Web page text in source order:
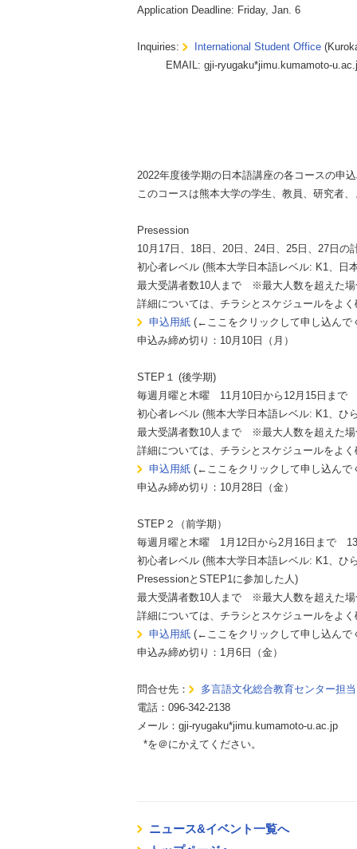
Application Deadline: Friday, Jan. 6
Inquiries: International Student Office
EMAIL: gji-ryugaku*jimu.kumamoto-
2022年度後学期の日本語講座の各コースの申
このコースは熊本大学の学生、教員、研究者
Presession
10月17日、18日、20日、24日、25日、27日
初心者レベル (熊本大学日本語レベル: K1、日
最大受講者数10人まで ※最大人数を超えた場
詳細については、チラシとスケジュールをよく
申込用紙 (←ここをクリックして申し込んで
申込み締め切り：10月10日（月）
STEP１ (後学期)
毎週月曜と木曜 11月10日から12月15日ま
初心者レベル (熊本大学日本語レベル: K1、ひ
最大受講者数10人まで ※最大人数を超えた場
詳細については、チラシとスケジュールをよく
申込用紙 (←ここをクリックして申し込んで
申込み締め切り：10月28日（金）
STEP２（前学期）
毎週月曜と木曜 1月12日から2月16日まで
初心者レベル (熊本大学日本語レベル: K1、ひ
PresessionとSTEP1に参加した人)
最大受講者数10人まで ※最大人数を超えた場
詳細については、チラシとスケジュールをよく
申込用紙 (←ここをクリックして申し込んで
申込み締め切り：1月6日（金）
問合せ先： 多言語文化総合教育センター担当
電話：096-342-2138
メール：gji-ryugaku*jimu.kumamoto-u.ac.jp
*を＠にかえてください。
ニュース&イベント一覧へ